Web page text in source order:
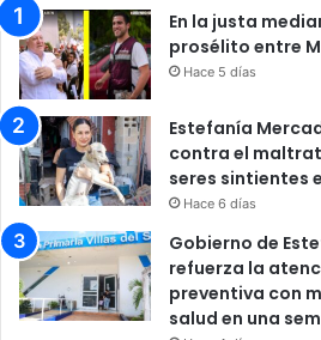
En la justa
prosélito entre
Hace 5 días
Estefanía
contra el
seres sintientes
Hace 6 días
Gobierno de
refuerza la
preventiva con
salud en una